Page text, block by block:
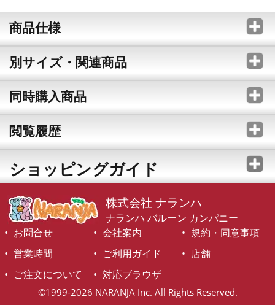
商品仕様
別サイズ・関連商品
同時購入商品
閲覧履歴
ショッピングガイド
株式会社 ナランハ
ナランハ バルーン カンパニー
お問合せ
会社案内
規約・同意事項
営業時間
ご利用ガイド
店舗
ご注文について
対応ブラウザ
©1999-2026 NARANJA Inc. All Rights Reserved.